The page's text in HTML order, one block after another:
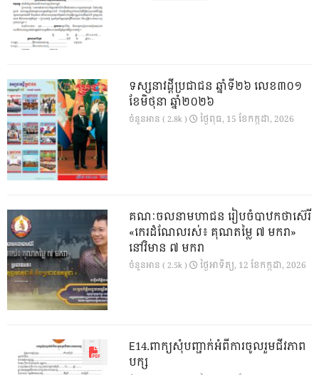
ទស្សនាវដ្ដីប្រជាជន ឆ្នាំទី២៦ លេខ៣០១
ខែមិថុនា ឆ្នាំ២០២៦
ចំនួនអាន ( 2.8k ) ថ្ងៃ​ពុធ, 15 ខែ​កក្កដា, 2026
គណៈចលនាមហាជន រៀបចំបាឋកថាស៊េរី
«កេរដំណែលរស់៖ គុណតម្លៃ ៧ មករា»
នៅវិមាន ៧ មករា
ចំនួនអាន ( 2.5k ) ថ្ងៃ​អាទិត្យ, 12 ខែ​កក្កដា, 2026
E14.ពាក្យសុំបញ្ជាក់អំពីការចូលរួមជីវភាព
បក្ស